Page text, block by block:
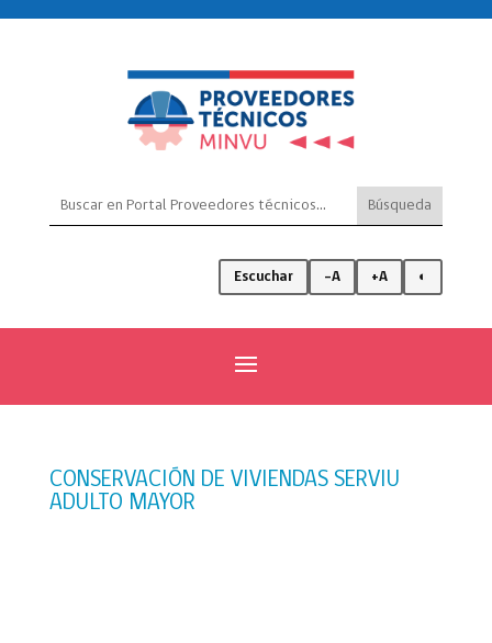
Escuchar -A +A ◐
CONSERVACIÓN DE VIVIENDAS SERVIU
ADULTO MAYOR